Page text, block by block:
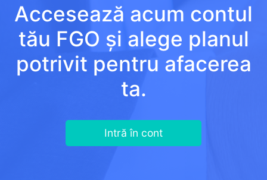
Accesează acum contul
tău FGO și alege planul
potrivit pentru afacerea
ta.
Intră în cont